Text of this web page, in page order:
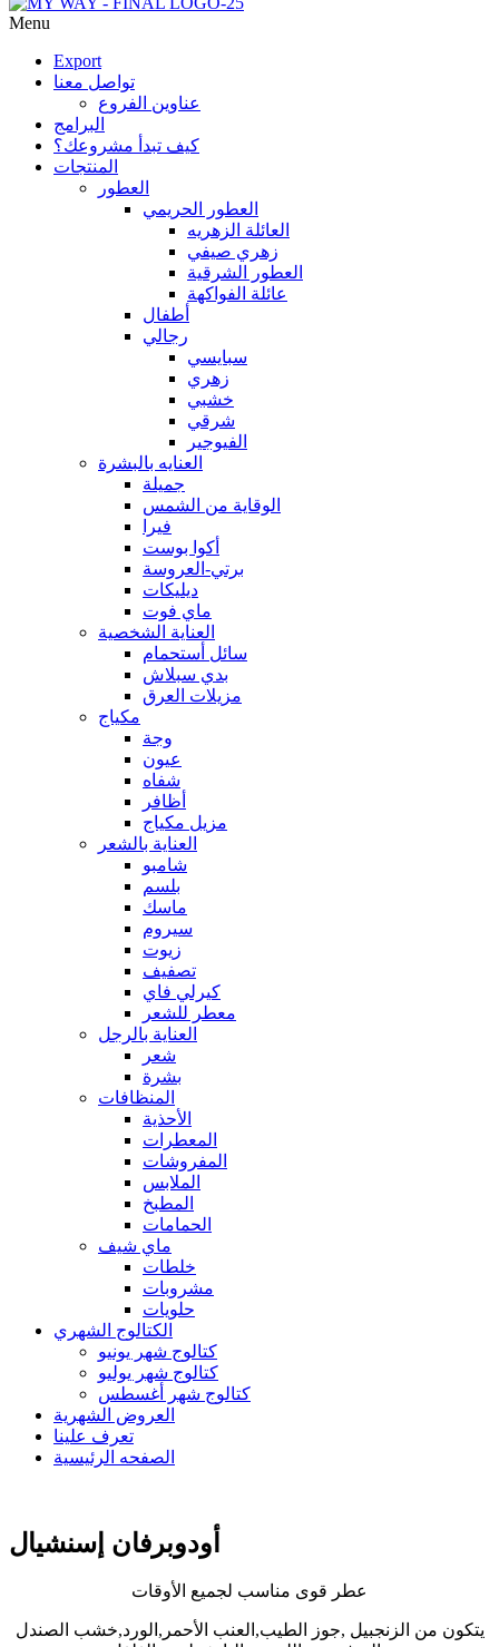
Menu
Export
تواصل معنا
عناوين الفروع
البرامج
كيف تبدأ مشروعك؟
المنتجات
العطور
العطور الحريمي
العائلة الزهريه
زهري صيفي
العطور الشرقية
عائلة الفواكهة
أطفال
رجالي
سبايسي
زهري
خشبي
شرقي
الفيوجير
العنايه بالبشرة
جميلة
الوقاية من الشمس
فيرا
أكوا بوست
برتي-العروسة
ديليكات
ماي فوت
العناية الشخصية
سائل أستحمام
بدي سبلاش
مزيلات العرق
مكياج
وجة
عيون
شفاه
أظافر
مزيل مكياج
العناية بالشعر
شامبو
بلسم
ماسك
سيروم
زيوت
تصفيف
كيرلي فاي
معطر للشعر
العناية بالرجل
شعر
بشرة
المنظافات
الأحذية
المعطرات
المفروشات
الملابس
المطبخ
الحمامات
ماي شيف
خلطات
مشروبات
حلويات
الكتالوج الشهري
كتالوج شهر يونيو
كتالوج شهر يوليو
كتالوج شهر أغسطس
العروض الشهرية
تعرف علينا
الصفحه الرئيسية
أودوبرفان إسنشيال
عطر قوى مناسب لجميع الأوقات
يتكون من الزنجبيل ,جوز الطيب,العنب الأحمر,الورد,خشب الصندل